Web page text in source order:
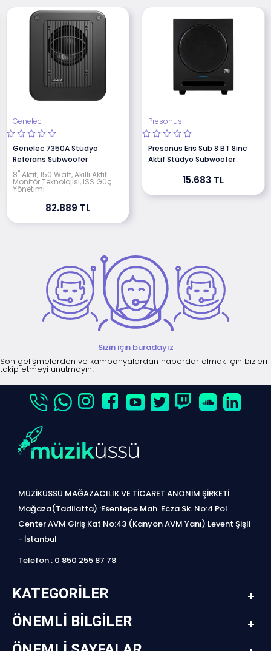
Genelec
Genelec 7350A Stüdyo
Referans Subwoofer
8" Aktif, 150 Watt, Akıllı Aktif
Monitör Teknolojisi, ISS Güç
Yönetimi
82.889 TL
Presonus
Presonus Eris Sub 8 BT 8inc
Aktif Stüdyo Subwoofer
15.683 TL
Sizin için buradayız
Son gelişmelerden ve kampanyalardan haberdar olmak için bizleri
takip etmeyi unutmayın!
MÜZİKÜSSÜ MAĞAZACILIK VE TİCARET ANONİM ŞİRKETİ
Mağaza(Tadilatta) :Esentepe Mah. Ecza Sk. No:4 Pol
Center AVM Giriş Kat No:43 (Kanyon AVM Yanı) Levent Şişli
- İstanbul
Telefon : 0 850 255 87 78
KATEGORILER
ÖNEMLI BILGILER